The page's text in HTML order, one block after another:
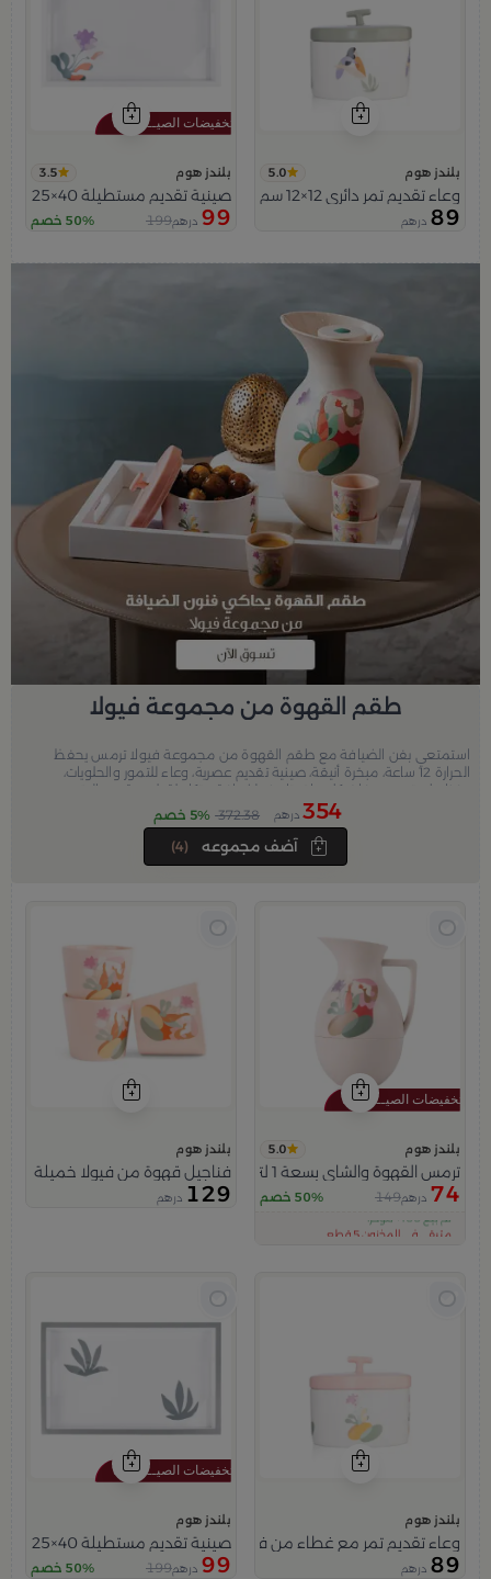
بلندز هوم 5.0
وعاء تقديم تمر دائري 12×12 سم أبيض وأخضر من الخزف الحجري بغطاء من فيولا
89 درهم
بلندز هوم 3.5
صينية تقديم مستطيلة 40×25 سم أبيض متعدد الألوان خشبية بطباعة زهرة بنفسجية من فيولا
99 درهم199 50% خصم
طقم القهوة من مجموعة فيولا
استمتعي بفن الضيافة مع طقم القهوة من مجموعة فيولا ترمس يحفظ
الحرارة 12 ساعة، مبخرة أنيقة، صينية تقديم عصرية، وعاء للتمور والحلويات،
وفناجيل بتصميم فاخر.كل ما تحتاجينه لضيافة متكاملة بلمسة من الرقي
354 درهم 372.38 5% خصم
(4)
بلندز هوم 5.0
ترمس القهوة والشاي بسعة 1 لتر باللون البيج من فيولا
74 درهم149 50% خصم
تم بيع 100+ مؤخراً
بلندز هوم
فناجيل قهوة من فيولا خميلة
129 درهم
بلندز هوم
وعاء تقديم تمر مع غطاء من فيولا
89 درهم
بلندز هوم
صينية تقديم مستطيلة 40×25 سم أبيض بإطار رمادي خشبية بطباعة أوراق نباتية من فيولا
99 درهم199 50% خصم